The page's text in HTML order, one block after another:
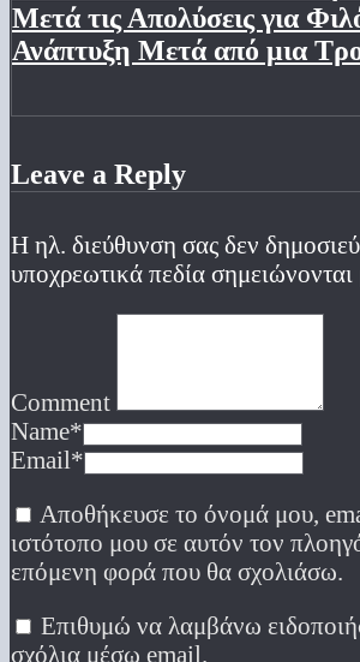
Μετά τις Απολύσεις για
Ανάπτυξη Μετά από μια
Leave a Reply
Η ηλ. διεύθυνση σας δεν
υποχρεωτικά πεδία σημειώνονται
Comment
Name*
Email*
Αποθήκευσε το όνομά μου,
ιστότοπο μου σε αυτόν τον
επόμενη φορά που θα σχολιάσω.
Επιθυμώ να λαμβάνω
σχόλια μέσω email.